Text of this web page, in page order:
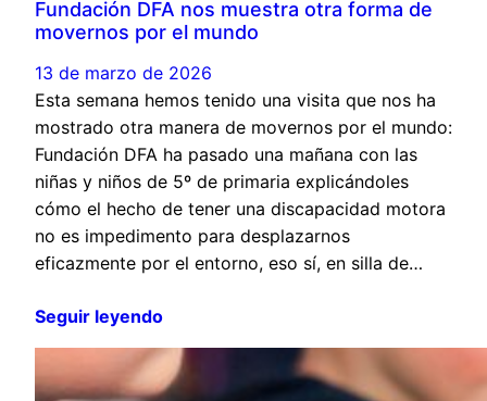
Fundación DFA nos muestra otra forma de
movernos por el mundo
13 de marzo de 2026
Esta semana hemos tenido una visita que nos ha
mostrado otra manera de movernos por el mundo:
Fundación DFA ha pasado una mañana con las
niñas y niños de 5º de primaria explicándoles
cómo el hecho de tener una discapacidad motora
no es impedimento para desplazarnos
eficazmente por el entorno, eso sí, en silla de…
Seguir leyendo